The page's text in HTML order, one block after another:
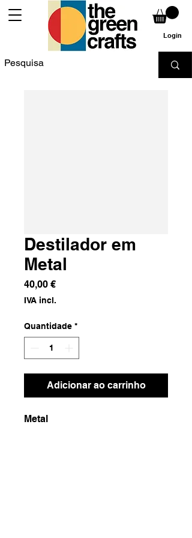
Login
Destilador em
Metal
40,00 €Preço
IVA incl.
Quantidade *
Adicionar ao carrinho
Metal